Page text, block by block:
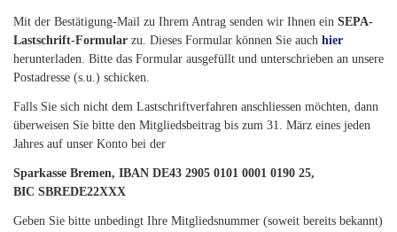
Mit der Bestätigung-Mail zu Ihrem Antrag senden wir Ihnen ein SEPA-
Lastschrift-Formular zu. Dieses Formular können Sie auch hier
herunterladen. Bitte das Formular ausgefüllt und unterschrieben an unsere
Postadresse (s.u.) schicken.
Falls Sie sich nicht dem Lastschriftverfahren anschliessen möchten, dann
überweisen Sie bitte den Mitgliedsbeitrag bis zum 31. März eines jeden
Jahres auf unser Konto bei der
Sparkasse Bremen, IBAN DE43 2905 0101 0001 0190 25,
BIC SBREDE22XXX
Geben Sie bitte unbedingt Ihre Mitgliedsnummer (soweit bereits bekannt)